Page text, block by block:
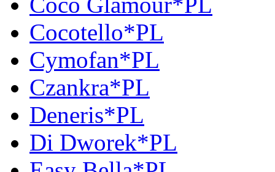
Cocotello*PL
Cymofan*PL
Czankra*PL
Deneris*PL
Di Dworek*PL